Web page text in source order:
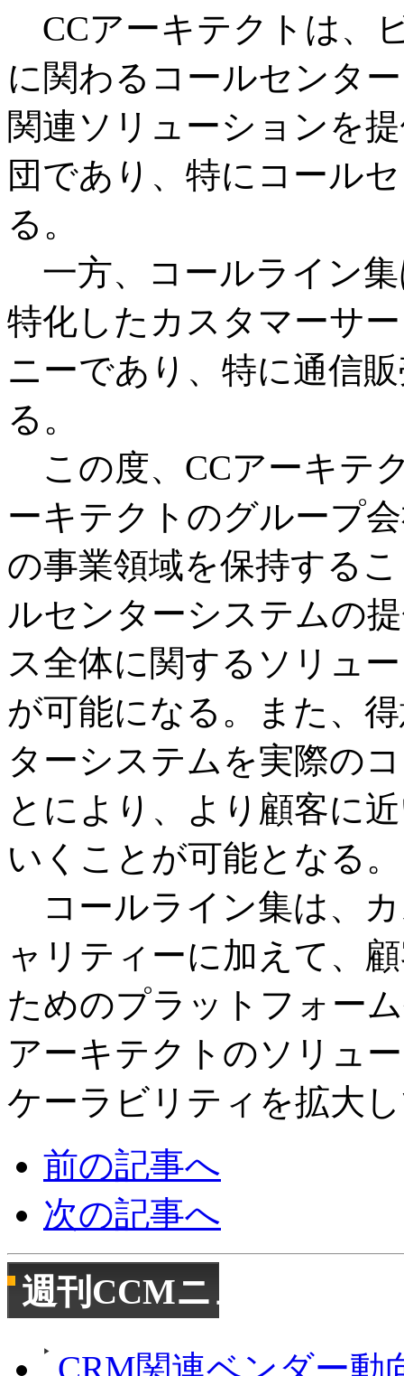
CCアーキテクトは、
に関わるコールセンタ
関連ソリューションを
団であり、特にコール
る。
一方、コールライン集
特化したカスタマーサ
ニーであり、特に通信
る。
この度、CCアーキテ
ーキテクトのグループ
の事業領域を保持する
ルセンターシステムの
ス全体に関するソリュ
が可能になる。また、
ターシステムを実際の
とにより、より顧客に
いくことが可能となる。
コールライン集は、
ャリティーに加えて、
ためのプラットフォー
アーキテクトのソリュ
ケーラビリティを拡大
前の記事へ
次の記事へ
週刊CCMニュース